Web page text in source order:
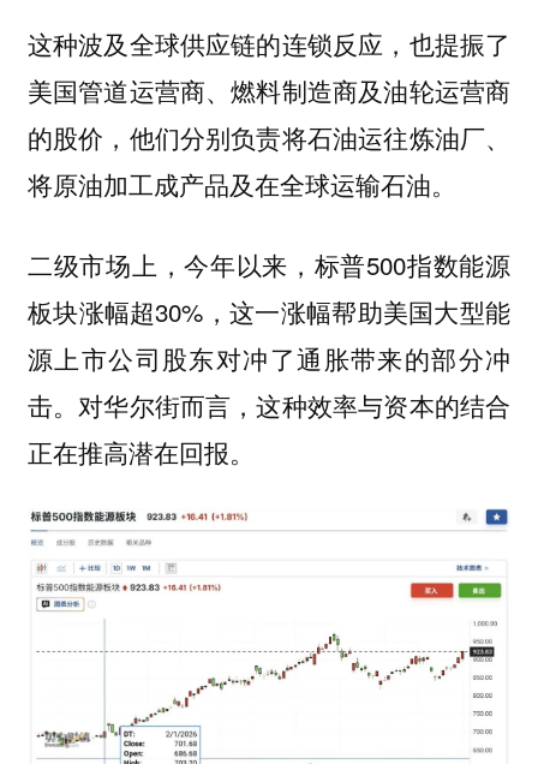
这种波及全球供应链的连锁反应，也提振了
美国管道运营商、燃料制造商及油轮运营商
的股价，他们分别负责将石油运往炼油厂、
将原油加工成产品及在全球运输石油。
二级市场上，今年以来，标普500指数能源
板块涨幅超30%，这一涨幅帮助美国大型能
源上市公司股东对冲了通胀带来的部分冲
击。对华尔街而言，这种效率与资本的结合
正在推高潜在回报。